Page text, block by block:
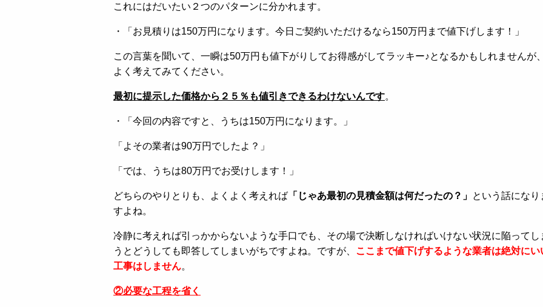
これにはだいたい２つのパターンに分かれます。
・「お見積りは150万円になります。今日ご契約いただけるなら150万円まで値下げします！」
この言葉を聞いて、一瞬は50万円も値下がりしてお得感がしてラッキー♪となるかもしれませんが
よく考えてみてください。
最初に提示した価格から２５％も値引きできるわけないんです。
・「今回の内容ですと、うちは150万円になります。」
「よその業者は90万円でしたよ？」
「では、うちは80万円でお受けします！」
どちらのやりとりも、よくよく考えれば 「じゃあ最初の見積金額は何だったの？」 という話になり
すよね。
冷静に考えれば引っかからないような手口でも、その場で決断しなければいけない状況に陥ってし
うとどうしても即答してしまいがちですよね。ですが、 ここまで値下げするような業者は絶対にい
工事はしません。
②必要な工程を省く